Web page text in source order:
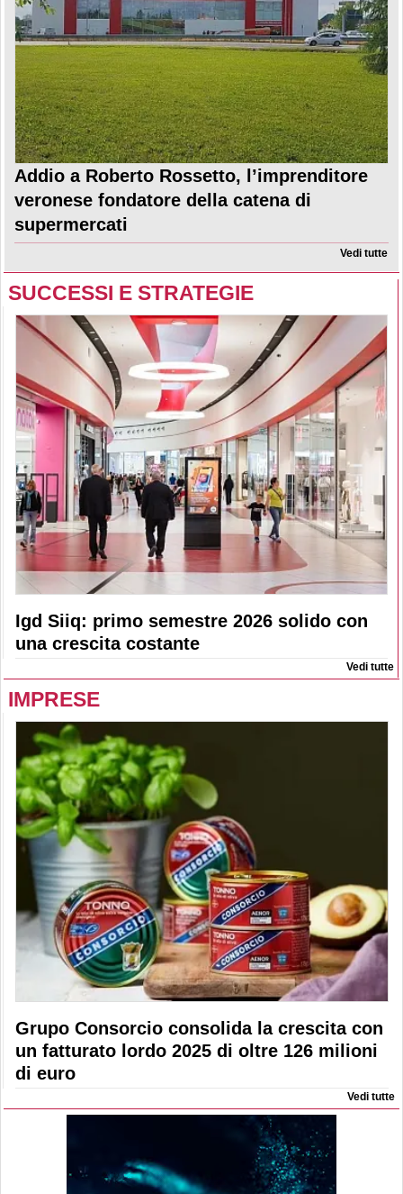
Addio a Roberto Rossetto, l’imprenditore
veronese fondatore della catena di
supermercati
Vedi tutte
SUCCESSI E STRATEGIE
Igd Siiq: primo semestre 2026 solido con
una crescita costante
Vedi tutte
IMPRESE
Grupo Consorcio consolida la crescita con
un fatturato lordo 2025 di oltre 126 milioni
di euro
Vedi tutte